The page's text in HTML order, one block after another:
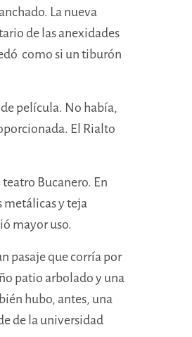
La nueva
de las anexidades
como si un tiburón
película. No había,
El Rialto
Bucanero. En
metálicas y teja
mayor uso.
pasaje que corría por
patio arbolado y una
hubo, antes, una
de la universidad